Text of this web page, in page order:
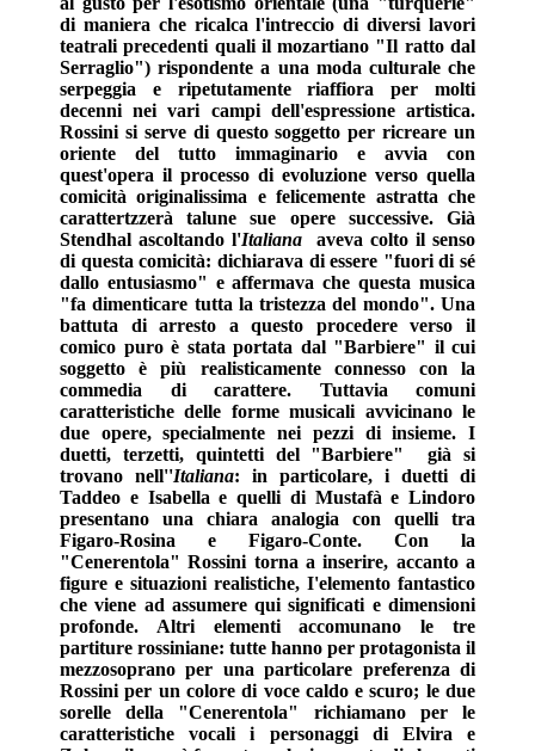
di maniera che ricalca l'intreccio di diversi lavori
teatrali precedenti quali il mozartiano "Il ratto dal
Serraglio") rispondente a una moda culturale che
serpeggia e ripetutamente riaffiora per molti
decenni nei vari campi dell'espressione artistica.
Rossini si serve di questo soggetto per ricreare un
oriente del tutto immaginario e avvia con
quest'opera il processo di evoluzione verso quella
comicità originalissima e felicemente astratta che
carattertzzerà talune sue opere successive. Già
Stendhal ascoltando l'Italiana aveva colto il senso
di questa comicità: dichiarava di essere "fuori di sé
dallo entusiasmo" e affermava che questa musica
"fa dimenticare tutta la tristezza del mondo". Una
battuta di arresto a questo procedere verso il
comico puro è stata portata dal "Barbiere" il cui
soggetto è più realisticamente connesso con la
commedia di carattere. Tuttavia comuni
caratteristiche delle forme musicali avvicinano le
due opere, specialmente nei pezzi di insieme. I
duetti, terzetti, quintetti del "Barbiere" già si
trovano nell''Italiana: in particolare, i duetti di
Taddeo e Isabella e quelli di Mustafà e Lindoro
presentano una chiara analogia con quelli tra
Figaro-Rosina e Figaro-Conte. Con la
"Cenerentola" Rossini torna a inserire, accanto a
figure e situazioni realistiche, I'elemento fantastico
che viene ad assumere qui significati e dimensioni
profonde. Altri elementi accomunano le tre
partiture rossiniane: tutte hanno per protagonista il
mezzosoprano per una particolare preferenza di
Rossini per un colore di voce caldo e scuro; le due
sorelle della "Cenerentola" richiamano per le
caratteristiche vocali i personaggi di Elvira e